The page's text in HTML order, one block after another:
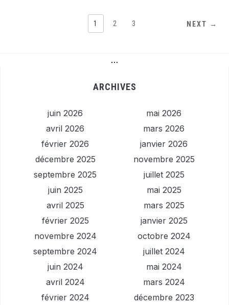
1 2 3 NEXT →
…
ARCHIVES
juin 2026
mai 2026
avril 2026
mars 2026
février 2026
janvier 2026
décembre 2025
novembre 2025
septembre 2025
juillet 2025
juin 2025
mai 2025
avril 2025
mars 2025
février 2025
janvier 2025
novembre 2024
octobre 2024
septembre 2024
juillet 2024
juin 2024
mai 2024
avril 2024
mars 2024
février 2024
décembre 2023